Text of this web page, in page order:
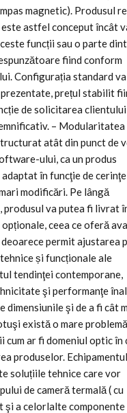
magnetic). Produsul
astfel conceput încât
funcții sau o parte
fiind conform
Configurația standard va
prețul stabilit
de solicitarea clientului
– Modularitatea
atât din punct de
ului, ca un produs
în funcţie de
modificări. Pe lângă
produsul va putea fi livrat
ceea ce oferă
permit ajustarea
și funcționale ale
tendinţei contemporane,
şi performanţe
dimensiunile şi de a fi cât
există o mare problemă
cum ar fi domeniul optic în
produselor.
soluțiile tehnice care vor
de cameră termală ( cu
şi a celorlalte componente